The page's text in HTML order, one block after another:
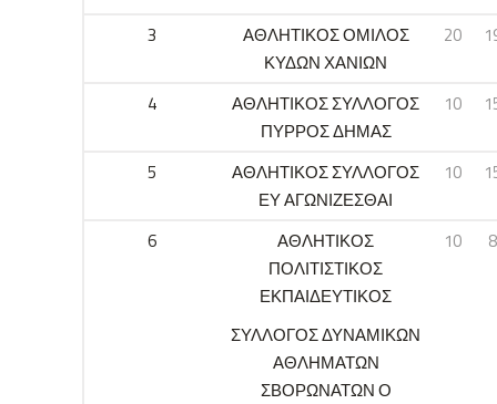
3
ΑΘΛΗΤΙΚΟΣ ΟΜΙΛΟΣ
ΚΥΔΩΝ ΧΑΝΙΩΝ
20
4
ΑΘΛΗΤΙΚΟΣ ΣΥΛΛΟΓΟΣ
ΠΥΡΡΟΣ ΔΗΜΑΣ
10
5
ΑΘΛΗΤΙΚΟΣ ΣΥΛΛΟΓΟΣ
ΕΥ ΑΓΩΝΙΖΕΣΘΑΙ
10
6
ΑΘΛΗΤΙΚΟΣ
ΠΟΛΙΤΙΣΤΙΚΟΣ
ΕΚΠΑΙΔΕΥΤΙΚΟΣ
ΣΥΛΛΟΓΟΣ ΔΥΝΑΜΙΚΩΝ
ΑΘΛΗΜΑΤΩΝ
ΣΒΟΡΩΝΑΤΩΝ Ο
10